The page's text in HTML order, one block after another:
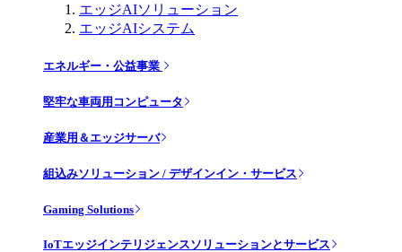
エッジAIソリューション
エッジAIシステム
エネルギー・公益事業
堅牢な車両用コンピュータ
産業用＆エッジサーバ
組込みソリューション / デザインイン・サービス
Gaming Solutions
IoTエッジインテリジェンスソリューションとサービス